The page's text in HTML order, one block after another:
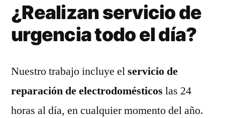
¿Realizan servicio de
urgencia todo el día?
Nuestro trabajo incluye elservicio de
reparación de electrodomésticos las 24
horas al día, en cualquier momento del año.